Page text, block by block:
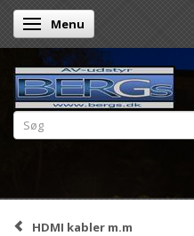
Skifte navigation
Menu
HDMI kabler m.m